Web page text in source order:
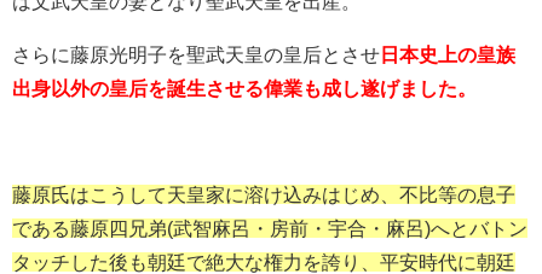
さらに藤原光明子を聖武天皇の皇后とさせ 日本史上の皇族
出身以外の皇后を誕生させる偉業も成し遂げました。
藤原氏はこうして天皇家に溶け込みはじめ、不比等の息子
である藤原四兄弟(武智麻呂・房前・宇合・麻呂)へとバトン
タッチした後も朝廷で絶大な権力を誇り、平安時代に朝廷